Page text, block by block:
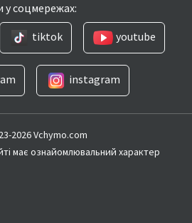
у соцмережах:
tiktok youtube
instagram
2026 Vchymo.com
має ознайомлювальний характер